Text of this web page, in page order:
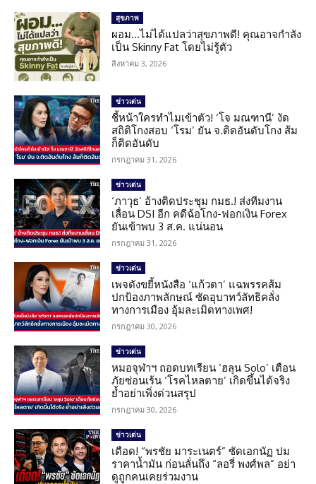
สุขภาพ
ผอม…ไม่ได้แปลว่าสุขภาพดี! คุณอาจกำลัง
เป็น Skinny Fat โดยไม่รู้ตัว
สิงหาคม 3, 2026
ข่าวเด่น
ชี้หน้าใครทำไมเข้าตัว! ‘โจ มณฑานี’ งัด
สถิติโกงสอบ ‘โรม’ ยัน จ.ติดอันดับโกง ส้ม
ก็ติดอันดับ
กรกฎาคม 31, 2026
ข่าวเด่น
‘ภาวุธ’ อ้างติดประชุม กมธ.! ส่งทีมงาน
เลื่อน DSI อีก คดีฉ้อโกง-ฟอกเงิน Forex
ยันเข้าพบ 3 ส.ค. แน่นอน
กรกฎาคม 31, 2026
ข่าวเด่น
เพจดังขยี้หนังสือ ‘แก้วตา’ แฉพรรคส้ม
ปกป้องภาพลักษณ์ ซัดอุบาทว์ลัทธิคลั่ง
ทางการเมือง อุ้มละเมิดทางเพศ!
กรกฎาคม 30, 2026
ข่าวเด่น
หมอจุฬาฯ ถอดบทเรียน ‘ฮลุน Solo’ เตือน
ภัยซ่อนเร้น ‘โรคไหลตาย’ เกิดขึ้นได้จริง
ย้ำอย่าเพิ่งด่วนสรุป
กรกฎาคม 30, 2026
ข่าวเด่น
เดือด! “พรชัย มาระเนตร์” ซัดเอกนัฏ ปม
ราคาน้ำมัน ก่อนลั่นถึง “ลอรี่ พงศ์พล” อย่า
ดูถูกคนเคยร่วมงาน